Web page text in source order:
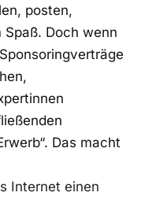
posten,
Doch wenn
Das macht
Internet einen